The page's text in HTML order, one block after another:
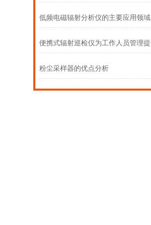
低频电磁辐射分析仪的主要应用领域
粉尘采样器的优点分析